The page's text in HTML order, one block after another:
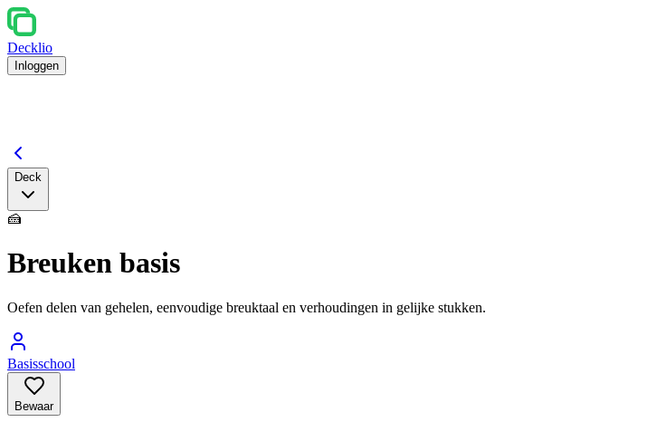
Decklio
Inloggen
Deck
🍰
Breuken basis
Oefen delen van gehelen, eenvoudige breuktaal en verhoudingen in gelijke stukken.
Basisschool
Bewaar